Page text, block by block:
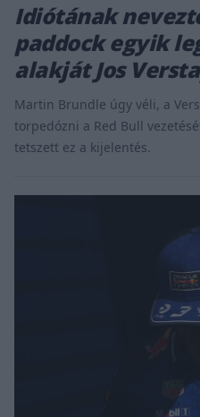
Idiótának
paddock egyik
alakját Jos
Martin Brundle úgy véli, a
torpedózni a Red Bull
tetszett ez a kijelentés.